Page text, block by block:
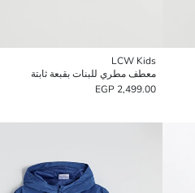
LCW Kids
معطف مطري للبنات بقبعة ثابتة
2,499.00 EGP